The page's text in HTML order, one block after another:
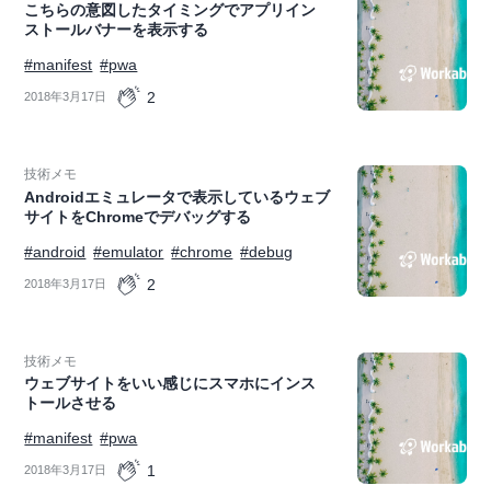
こちらの意図したタイミングでアプリイン
ストールバナーを表示する
#manifest #pwa
2018年3月17日 2
技術メモ
Androidエミュレータで表示しているウェブ
サイトをChromeでデバッグする
#android #emulator #chrome #debug
2018年3月17日 2
技術メモ
ウェブサイトをいい感じにスマホにインス
トールさせる
#manifest #pwa
2018年3月17日 1